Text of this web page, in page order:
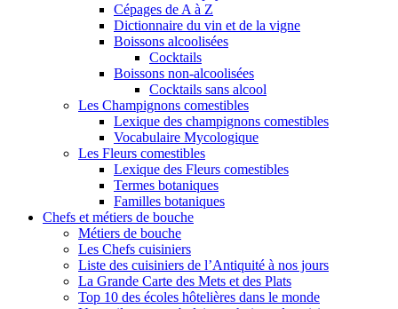
Cépages de A à Z
Dictionnaire du vin et de la vigne
Boissons alcoolisées
Cocktails
Boissons non-alcoolisées
Cocktails sans alcool
Les Champignons comestibles
Lexique des champignons comestibles
Vocabulaire Mycologique
Les Fleurs comestibles
Lexique des Fleurs comestibles
Termes botaniques
Familles botaniques
Chefs et métiers de bouche
Métiers de bouche
Les Chefs cuisiniers
Liste des cuisiniers de l’Antiquité à nos jours
La Grande Carte des Mets et des Plats
Top 10 des écoles hôtelières dans le monde